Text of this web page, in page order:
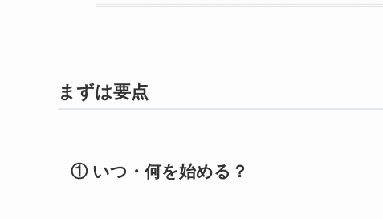
まずは要点
① いつ・何を始める？